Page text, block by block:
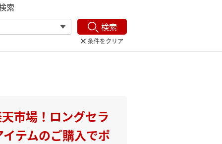
索
検索
条件をクリア
市場！ロングセラ
テムのご購入でポ